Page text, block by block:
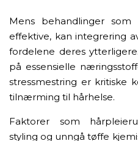
Mens behandlinger
effektive, kan integrering
fordelene deres
på essensielle
stressmestring er kritiske
tilnærming til hårhelse.
Faktorer som
styling og unngå tøffe